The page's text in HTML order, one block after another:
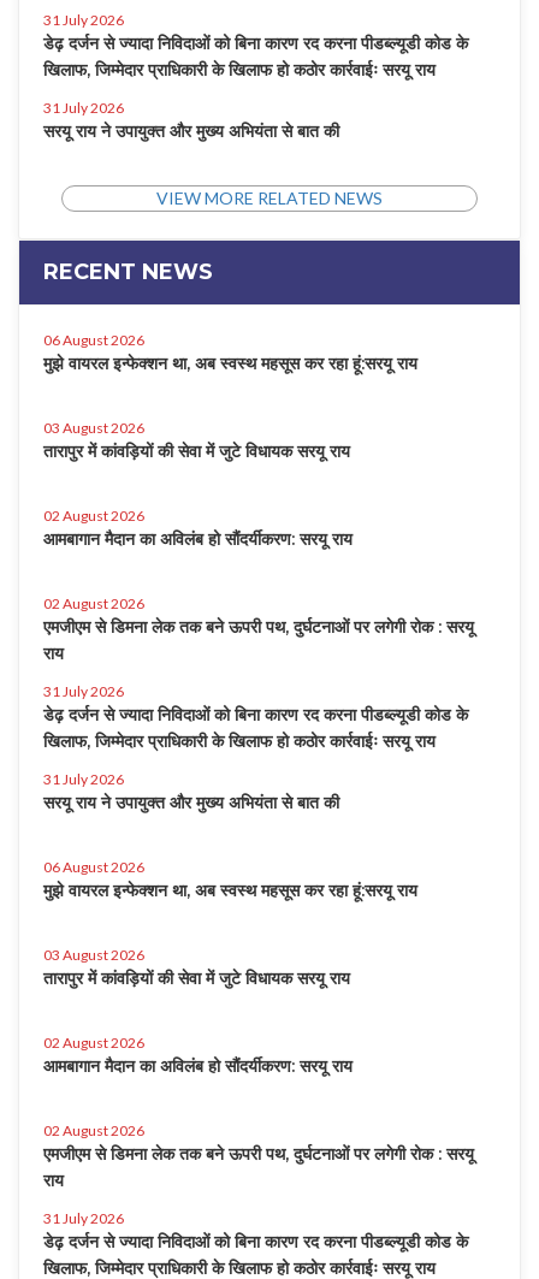
31 July 2026
डेढ़ दर्जन से ज्यादा निविदाओं को बिना कारण रद करना पीडब्ल्यूडी कोड के
खिलाफ, जिम्मेदार प्राधिकारी के खिलाफ हो कठोर कार्रवाईः सरयू राय
31 July 2026
सरयू राय ने उपायुक्त और मुख्य अभियंता से बात की
VIEW MORE RELATED NEWS
RECENT NEWS
06 August 2026
मुझे वायरल इन्फेक्शन था, अब स्वस्थ महसूस कर रहा हूं:सरयू राय
03 August 2026
तारापुर में कांवड़ियों की सेवा में जुटे विधायक सरयू राय
02 August 2026
आमबागान मैदान का अविलंब हो सौंदर्यीकरण: सरयू राय
02 August 2026
एमजीएम से डिमना लेक तक बने ऊपरी पथ, दुर्घटनाओं पर लगेगी रोक : सरयू
राय
31 July 2026
डेढ़ दर्जन से ज्यादा निविदाओं को बिना कारण रद करना पीडब्ल्यूडी कोड के
खिलाफ, जिम्मेदार प्राधिकारी के खिलाफ हो कठोर कार्रवाईः सरयू राय
31 July 2026
सरयू राय ने उपायुक्त और मुख्य अभियंता से बात की
06 August 2026
मुझे वायरल इन्फेक्शन था, अब स्वस्थ महसूस कर रहा हूं:सरयू राय
03 August 2026
तारापुर में कांवड़ियों की सेवा में जुटे विधायक सरयू राय
02 August 2026
आमबागान मैदान का अविलंब हो सौंदर्यीकरण: सरयू राय
02 August 2026
एमजीएम से डिमना लेक तक बने ऊपरी पथ, दुर्घटनाओं पर लगेगी रोक : सरयू
राय
31 July 2026
डेढ़ दर्जन से ज्यादा निविदाओं को बिना कारण रद करना पीडब्ल्यूडी कोड के
खिलाफ, जिम्मेदार प्राधिकारी के खिलाफ हो कठोर कार्रवाईः सरयू राय